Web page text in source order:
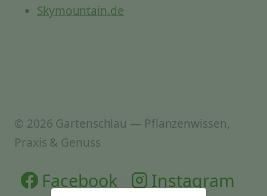
Skymountain.de
© 2026 Gartenschlau — Pflanzenwissen,
Praxis & Genuss
Facebook Instagram